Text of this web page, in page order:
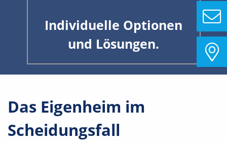
Individuelle Optionen
und Lösungen.
Das Eigenheim im
Scheidungsfall